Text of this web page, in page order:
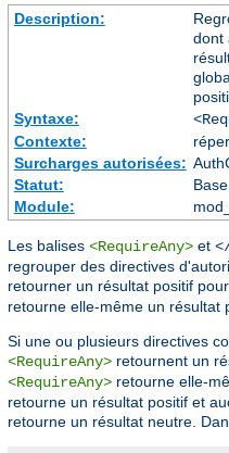
Description:
dont
Syntaxe:
Contexte:
Surcharges autorisées:
Statut:
Base
Module:
Les balises <RequireAny> et
regrouper des directives
retourner un résultat positif
retourne elle-même un résultat
Si une ou plusieurs directives
<RequireAny> retournent un
<RequireAny> retourne elle-
retourne un résultat positif et
retourne un résultat neutre.